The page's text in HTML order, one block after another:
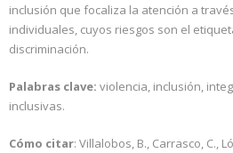
inclusión que focaliza la atención a
individuales, cuyos riesgos son el
discriminación.
Palabras clave: violencia, inclusión,
inclusivas.
Cómo citar: Villalobos, B., Carrasco, C.,